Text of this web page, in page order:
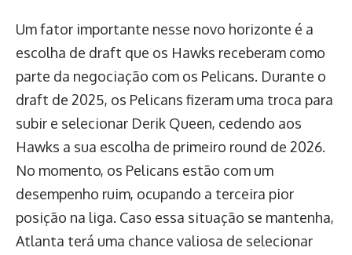
Um fator importante nesse novo horizonte é a
escolha de draft que os Hawks receberam como
parte da negociação com os Pelicans. Durante o
draft de 2025, os Pelicans fizeram uma troca para
subir e selecionar Derik Queen, cedendo aos
Hawks a sua escolha de primeiro round de 2026.
No momento, os Pelicans estão com um
desempenho ruim, ocupando a terceira pior
posição na liga. Caso essa situação se mantenha,
Atlanta terá uma chance valiosa de selecionar